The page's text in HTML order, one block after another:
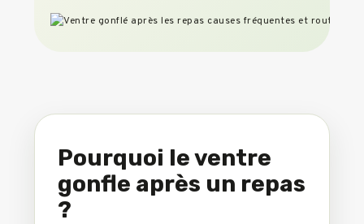
Pourquoi le ventre
gonfle après un repas
?